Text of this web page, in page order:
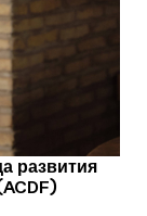
развития